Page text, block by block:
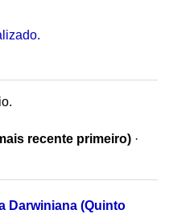
recente primeiro) ·
Darwiniana (Quinto